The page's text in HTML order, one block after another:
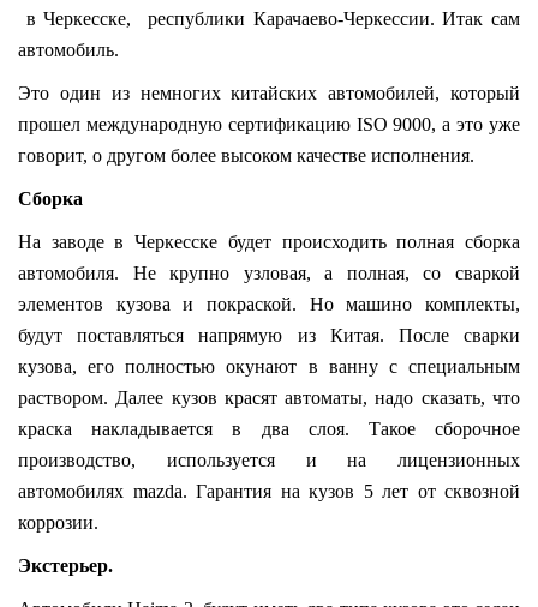
в Черкесске, республики Карачаево-Черкессии. Итак сам
автомобиль.
Это один из немногих китайских автомобилей, который
прошел международную сертификацию ISO 9000, а это уже
говорит, о другом более высоком качестве исполнения.
Сборка
На заводе в Черкесске будет происходить полная сборка
автомобиля. Не крупно узловая, а полная, со сваркой
элементов кузова и покраской. Но машино комплекты,
будут поставляться напрямую из Китая. После сварки
кузова, его полностью окунают в ванну с специальным
раствором. Далее кузов красят автоматы, надо сказать, что
краска накладывается в два слоя. Такое сборочное
производство, используется и на лицензионных
автомобилях mazda. Гарантия на кузов 5 лет от сквозной
коррозии.
Экстерьер.